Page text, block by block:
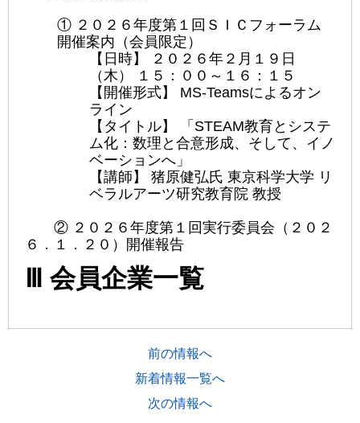
① ２０２６年度第１回ＳＩＣフォーラム
開催案内（会員限定）
【日時】 ２０２６年２月１９日
（木） １５：００～１６：１５
【開催形式】 MS-Teamsによるオン
ライン
【タイトル】 「STEAM教育とシステ
ム化：数理と合意形成、そして、イノ
ベーションへ」
【講師】 猪原健弘氏 東京科学大学 リ
ベラルアーツ研究教育院 教授
② ２０２６年度第１回実行委員会（２０２
６．１．２０）開催報告
Ⅲ 会員企業一覧
前の情報へ
新着情報一覧へ
次の情報へ